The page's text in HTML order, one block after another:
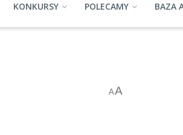
KONKURSY POLECAMY BAZA
AA